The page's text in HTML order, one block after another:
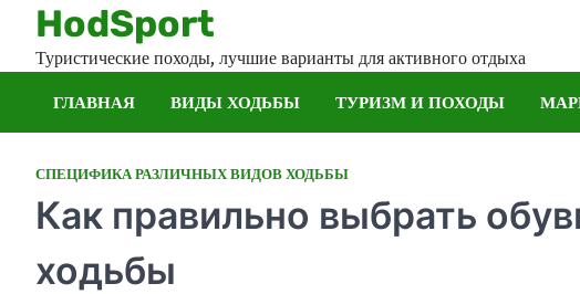
content
HodSport
Туристические походы, лучшие варианты для активного отдыха
ГЛАВНАЯ ВИДЫ ХОДЬБЫ ТУРИЗМ И ПОХОДЫ
СПЕЦИФИКА РАЗЛИЧНЫХ ВИДОВ ХОДЬБЫ
Как правильно выбрать
ходьбы